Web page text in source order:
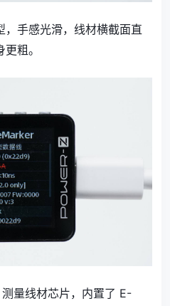
手感光滑，线材横截面直
粗。
量线材芯片，内置了 E-